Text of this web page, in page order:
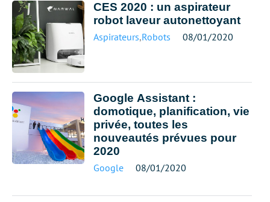
CES 2020 : un aspirateur
robot laveur autonettoyant
Aspirateurs,Robots 08/01/2020
Google Assistant :
domotique, planification, vie
privée, toutes les
nouveautés prévues pour
2020
Google 08/01/2020